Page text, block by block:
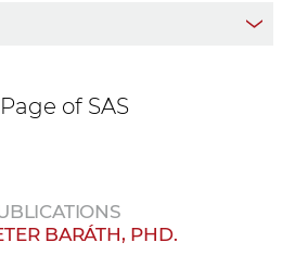
of SAS
BARÁTH, PHD.